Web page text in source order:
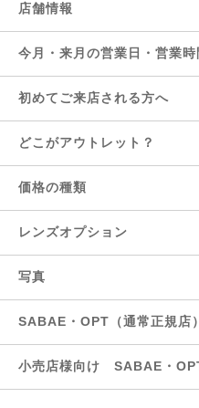
店舗情報
今月・来月の営業日・営業時
初めてご来店される方へ
どこがアウトレット？
価格の種類
レンズオプション
写真
SABAE・OPT（通常正規店
小売店様向け SABAE・